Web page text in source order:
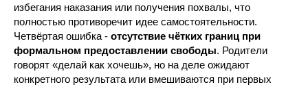
избегания наказания или получения похвалы, что
полностью противоречит идее самостоятельности.
Четвёртая ошибка - отсутствие чётких границ при
формальном предоставлении свободы. Родители
говорят «делай как хочешь», но на деле ожидают
конкретного результата или вмешиваются при первых